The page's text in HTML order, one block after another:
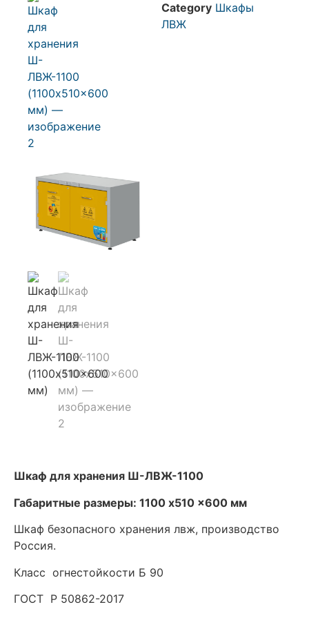
Category Шкафы
ЛВЖ
Шкаф для хранения Ш-ЛВЖ-1100
Габаритные размеры: 1100 x510 x600 мм
Шкаф безопасного хранения лвж, производство
Россия.
Класс огнестойкости Б 90
ГОСТ Р 50862-2017